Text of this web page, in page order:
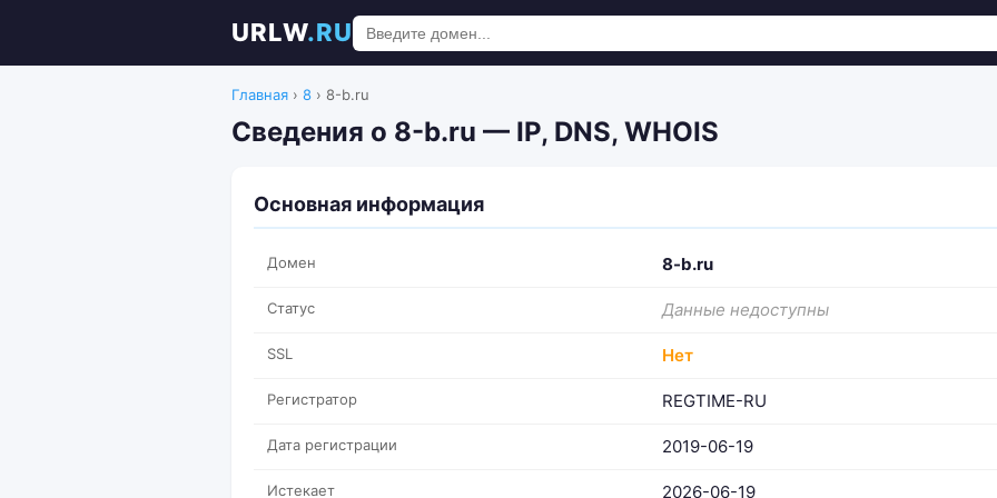
URLW.RU
Главная › 8 › 8-b.ru
Сведения о 8-b.ru — IP, DNS, WHOIS
Основная информация
Домен 8-b.ru
Статус Данные недоступны
SSL Нет
Регистратор REGTIME-RU
Дата регистрации 2019-06-19
Истекает 2026-06-19